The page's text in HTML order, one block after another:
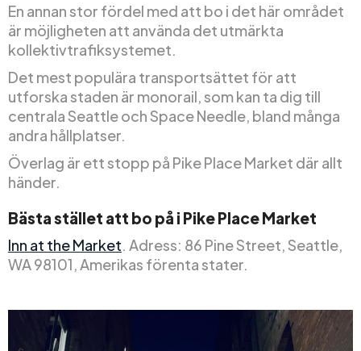
En annan stor fördel med att bo i det här området
är möjligheten att använda det utmärkta
kollektivtrafiksystemet.
Det mest populära transportsättet för att
utforska staden är monorail, som kan ta dig till
centrala Seattle och Space Needle, bland många
andra hållplatser.
Överlag är ett stopp på Pike Place Market där allt
händer.
Bästa stället att bo på i Pike Place Market
Inn at the Market. Adress: 86 Pine Street, Seattle,
WA 98101, Amerikas förenta stater.